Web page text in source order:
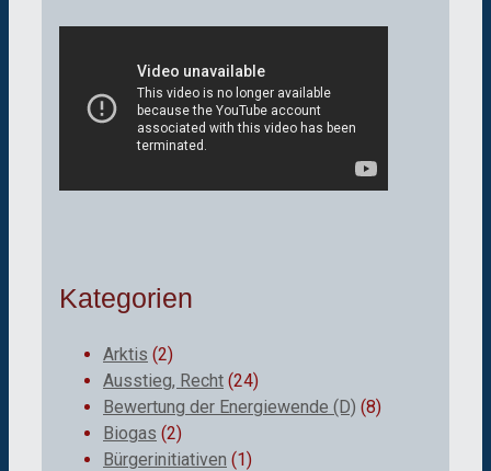
Kategorien
Arktis (2)
Ausstieg, Recht (24)
Bewertung der Energiewende (D) (8)
Biogas (2)
Bürgerinitiativen (1)